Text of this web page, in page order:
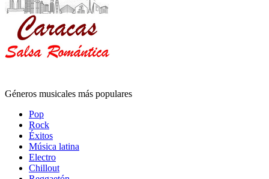
Géneros musicales más populares
Pop
Rock
Éxitos
Música latina
Electro
Chillout